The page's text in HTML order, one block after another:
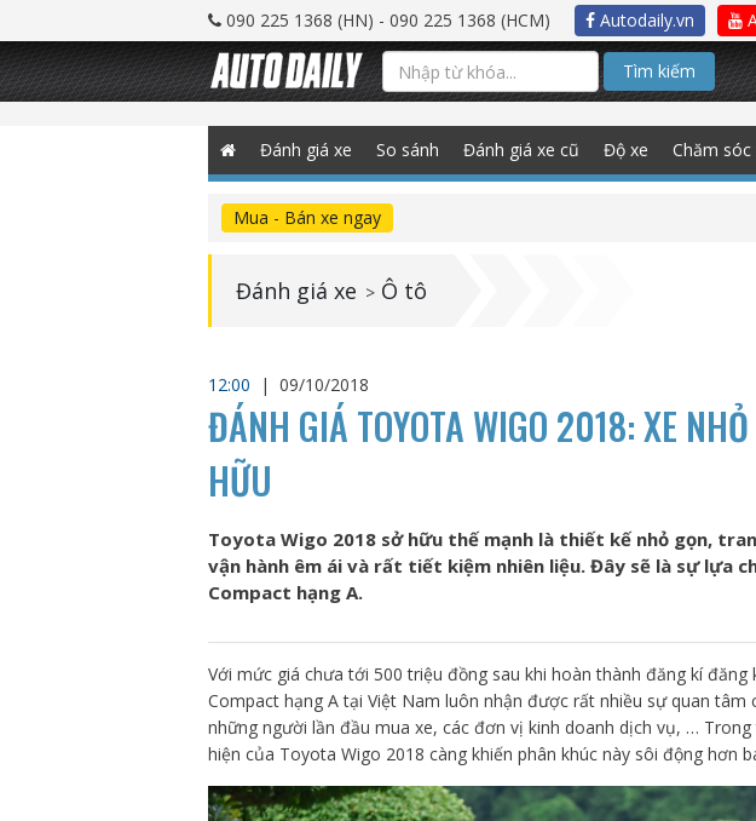
090 225 1368 (HN) - 090 225 1368 (HCM) Autodaily.vn
Tìm kiếm
Đánh giá xe So sánh Đánh giá xe cũ Độ xe Chăm sóc
Mua - Bán xe ngay
Đánh giá xe > Ô tô
12:00
| 09/10/2018
ĐÁNH GIÁ TOYOTA WIGO 2018: XE
HỮU
Toyota Wigo 2018 sở hữu thế mạnh là thiết kế nhỏ gọn,
vận hành êm ái và rất tiết kiệm nhiên liệu. Đây sẽ là sự lựa
Compact hạng A.
Với mức giá chưa tới 500 triệu đồng sau khi hoàn thành đăng kí đăng
Compact hạng A tại Việt Nam luôn nhận được rất nhiều sự quan tâm
những người lần đầu mua xe, các đơn vị kinh doanh dịch vụ, …
hiện của Toyota Wigo 2018 càng khiến phân khúc này sôi động hơn